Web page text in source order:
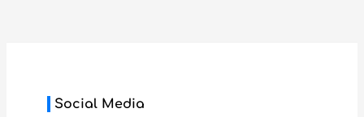
Social Media